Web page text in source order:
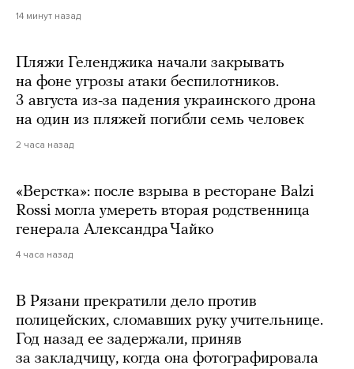
14 минут назад
Пляжи Геленджика начали закрывать
на фоне угрозы атаки беспилотников.
3 августа из-за падения украинского дрона
на один из пляжей погибли семь человек
2 часа назад
«Верстка»: после взрыва в ресторане Balzi
Rossi могла умереть вторая родственница
генерала Александра Чайко
4 часа назад
В Рязани прекратили дело против
полицейских, сломавших руку учительнице.
Год назад ее задержали, приняв
за закладчицу, когда она фотографировала